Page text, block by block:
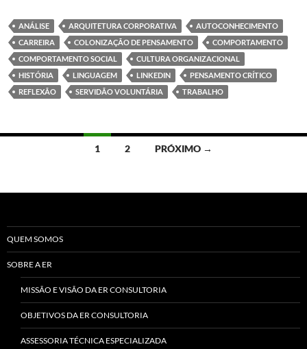
ANÁLISE ARQUITETURA CORPORATIVA
AUTOCONHECIMENTO
CARREIRA
COLONIZAÇÃO DE PENSAMENTO
COMPORTAMENTO
COMPORTAMENTO SOCIAL
CULTURA ORGANIZACIONAL
HISTÓRIA
LINGUAGEM LINKEDIN
PENSAMENTO CRÍTICO
REFLEXÃO
SERVIDÃO VOLUNTÁRIA TRABALHO
posts
1 2 PRÓXIMO →
QUEM SOMOS
SOBRE A ER
MISSÃO E VISÃO DA ER CONSULTORIA
OBJETIVOS DA ER CONSULTORIA
ASSESSORIA TÉCNICA ESPECIALIZADA